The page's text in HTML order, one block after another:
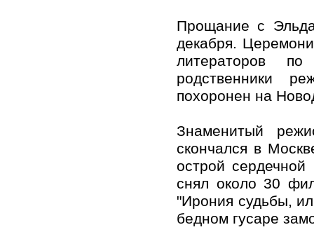
Прощание с
декабря.
литераторов
родственники
похоронен на
Знаменитый
скончался в
острой
снял около 30
"Ирония судьбы,
бедном гусаре